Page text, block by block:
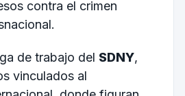
contra el crimen
de trabajo del SDNY,
vinculados al